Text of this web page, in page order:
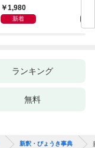
1,980
新着
ランキング
無料
新釈・びょうき事典